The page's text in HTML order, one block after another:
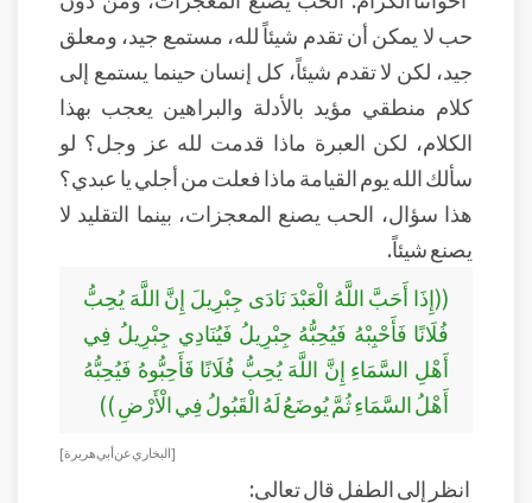
حب لا يمكن أن تقدم شيئاً لله، مستمع جيد، ومعلق
جيد، لكن لا تقدم شيئاً، كل إنسان حينما يستمع إلى
كلام منطقي مؤيد بالأدلة والبراهين يعجب بهذا
الكلام، لكن العبرة ماذا قدمت لله عز وجل؟ لو
سألك الله يوم القيامة ماذا فعلت من أجلي يا عبدي؟
هذا سؤال، الحب يصنع المعجزات، بينما التقليد لا
يصنع شيئاً.
((إِذَا أَحَبَّ اللَّهُ الْعَبْدَ نَادَى جِبْرِيلَ إِنَّ اللَّهَ يُحِبُّ
فُلَانًا فَأَحْبِبْهُ فَيُحِبُّهُ جِبْرِيلُ فَيُنَادِي جِبْرِيلُ فِي
أَهْلِ السَّمَاءِ إِنَّ اللَّهَ يُحِبُّ فُلَانًا فَأَحِبُّوهُ فَيُحِبُّهُ
أَهْلُ السَّمَاءِ ثُمَّ يُوضَعُ لَهُ الْقَبُولُ فِي الْأَرْضِ ))
[البخاري عن أبي هريرة]
انظر إلى الطفل قال تعالى: